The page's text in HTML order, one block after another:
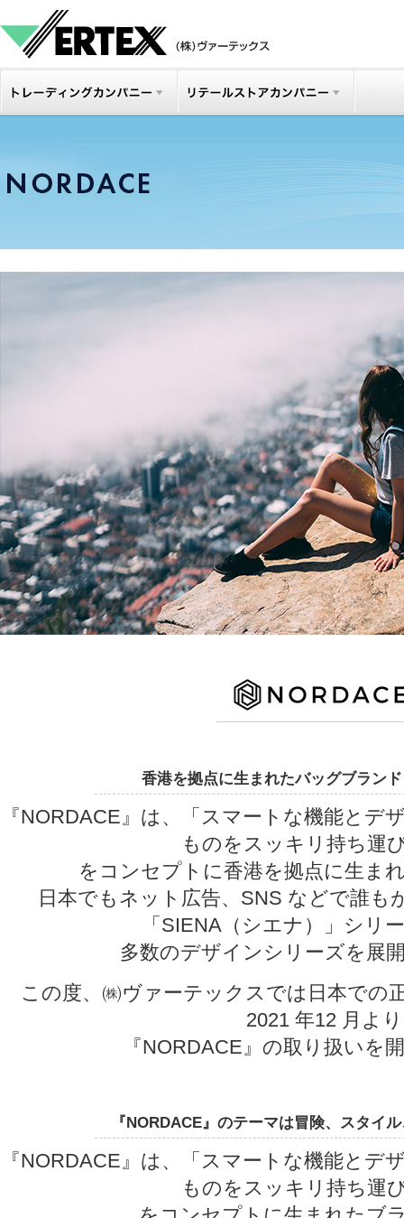
香港を拠点に生まれたバッグブラン
『NORDACE』は、「スマートな機能とデ
ものをスッキリ持ち運
をコンセプトに香港を拠点に生ま
日本でもネット広告、SNS などで誰も
「SIENA（シエナ）」シリ
多数のデザインシリーズを展
この度、㈱ヴァーテックスでは日本での
2021 年12 月より
『NORDACE』の取り扱いを
『NORDACE』のテーマは冒険、スタイ
『NORDACE』は、「スマートな機能とデ
ものをスッキリ持ち運